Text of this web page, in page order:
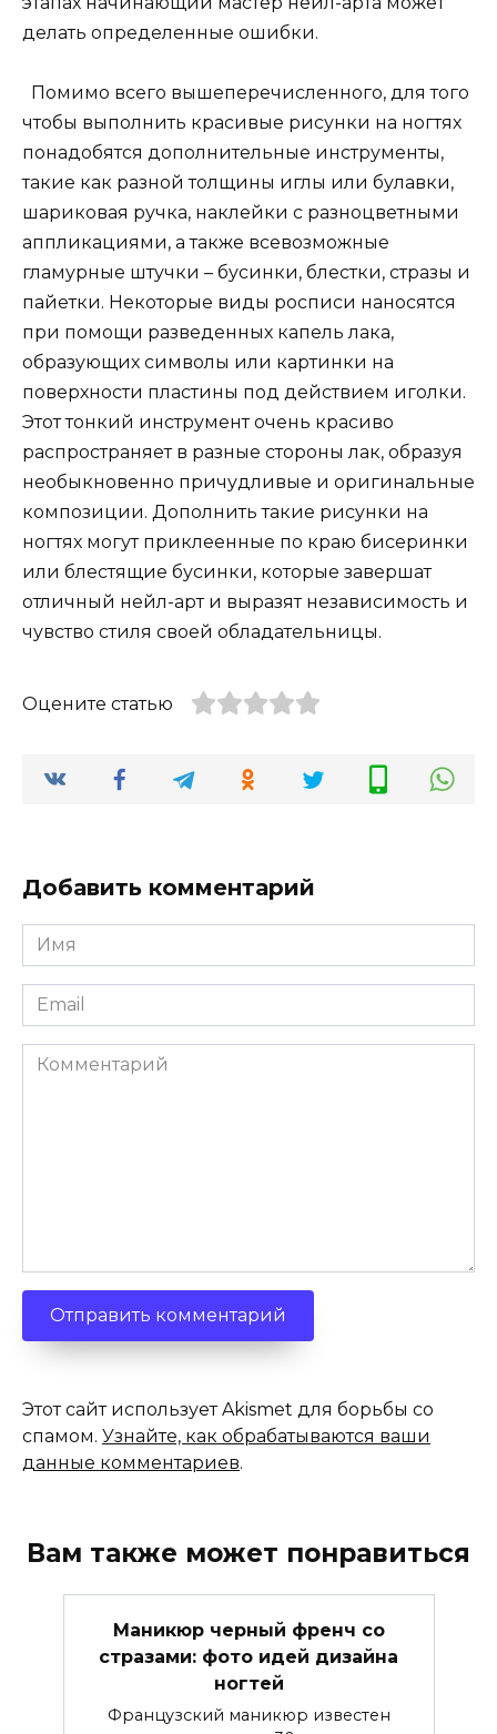
делать определенные ошибки.
Помимо всего вышеперечисленного, для того
чтобы выполнить красивые рисунки на ногтях
понадобятся дополнительные инструменты,
такие как разной толщины иглы или булавки,
шариковая ручка, наклейки с разноцветными
аппликациями, а также всевозможные
гламурные штучки – бусинки, блестки, стразы и
пайетки. Некоторые виды росписи наносятся
при помощи разведенных капель лака,
образующих символы или картинки на
поверхности пластины под действием иголки.
Этот тонкий инструмент очень красиво
распространяет в разные стороны лак, образуя
необыкновенно причудливые и оригинальные
композиции. Дополнить такие рисунки на
ногтях могут приклеенные по краю бисеринки
или блестящие бусинки, которые завершат
отличный нейл-арт и выразят независимость и
чувство стиля своей обладательницы.
Оцените статью
Добавить комментарий
Имя
*
Email
*
Комментарий
Этот сайт использует Akismet для борьбы со
спамом. Узнайте, как обрабатываются ваши
данные комментариев.
Вам также может понравиться
Маникюр черный френч со
стразами: фото идей дизайна
ногтей
Французский маникюр известен